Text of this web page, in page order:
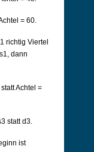
= 60.
richtig Viertel
dann
Achtel =
statt d3.
ist